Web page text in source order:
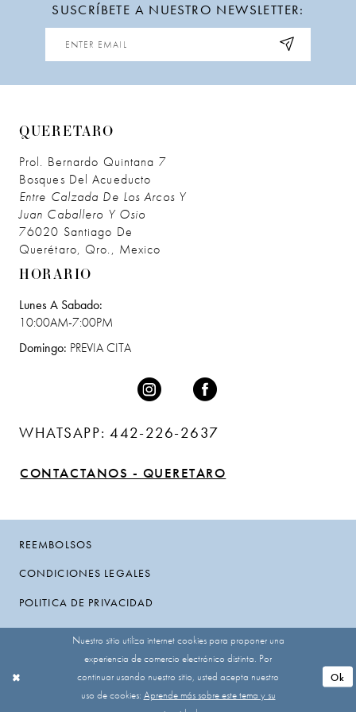
14
SUSCRÍBETE A NUESTRO NEWSLETTER:
QUERETARO
Prol. Bernardo Quintana 7
Bosques Del Acueducto
Entre Calzada De Los Arcos Y
Juan Caballero Y Osio
76020 Santiago De
Querétaro, Qro., Mexico
HORARIO
Lunes A Sabado:
10:00AM-7:00PM
Domingo: PREVIA CITA
WHATSAPP: 442-226-2637
CONTACTANOS - QUERETARO
REEMBOLSOS
CONDICIONES LEGALES
POLITICA DE PRIVACIDAD
Nuestro sitio utiliza internet cookies para proponer una
experiencia de comercio electrónico distinta. Por
continuar usando nuestro sitio, usted acepta nuestro
uso de cookies: Aprende más sobre este tema y su
Ok